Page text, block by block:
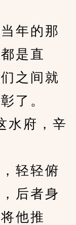
年的那
是直
之间就
了。
府，辛
轻轻俯
后者身
他推